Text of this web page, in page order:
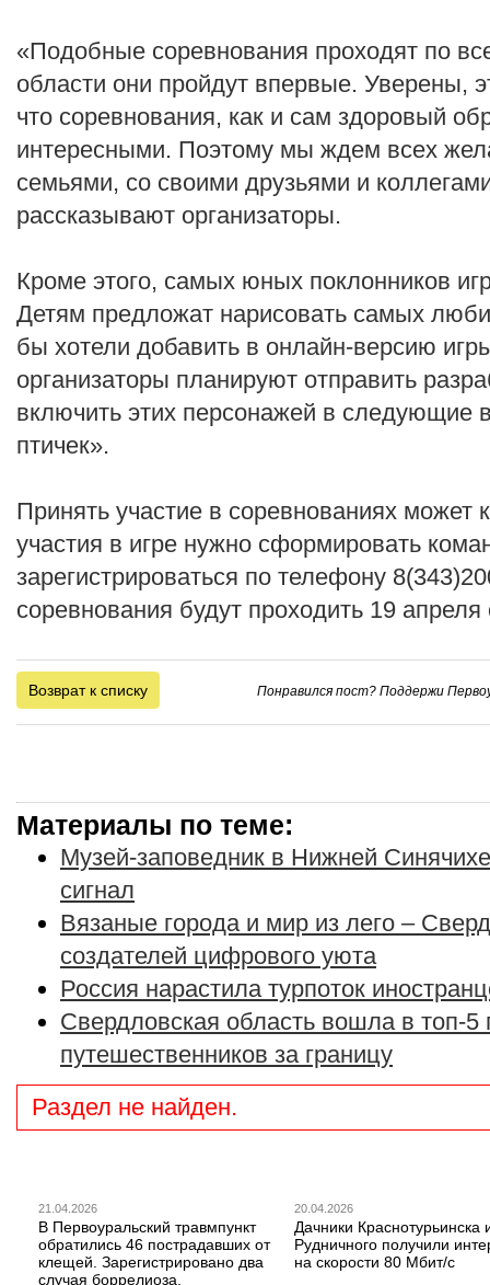
«Подобные соревнования проходят по
области они пройдут впервые. Уверены,
что соревнования, как и сам здоровый
интересными. Поэтому мы ждем всех
семьями, со своими друзьями и
рассказывают организаторы.
Кроме этого, самых юных поклонников
Детям предложат нарисовать самых
бы хотели добавить в онлайн-версию
организаторы планируют отправить
включить этих персонажей в следующие
птичек».
Принять участие в соревнованиях
участия в игре нужно сформировать
зарегистрироваться по телефону
соревнования будут проходить 19 апреля
Возврат к списку Понравился пост? Поддержи
Материалы по теме:
Музей-заповедник в Нижней
сигнал
Вязаные города и мир из лего –
создателей цифрового уюта
Россия нарастила турпоток
Свердловская область вошла в топ-5
путешественников за границу
Раздел не найден.
21.04.2026
В Первоуральский травмпункт
обратились 46 пострадавших от
клещей. Зарегистрировано два
случая боррелиоза.
20.04.2026
Дачники Краснотурьинска
Рудничного получили
на скорости 80 Мбит/с